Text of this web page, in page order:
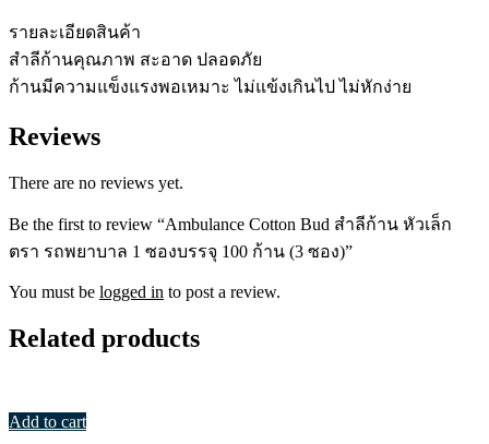
100
ก้าน
(3
ซอง)
รายละเอียดสินค้า
สำลีก้านคุณภาพ สะอาด ปลอดภัย
ก้านมีความแข็งแรงพอเหมาะ ไม่แข้งเกินไป ไม่หักง่าย
Reviews
There are no reviews yet.
Be the first to review “Ambulance Cotton Bud สำลีก้าน หัวเล็ก
ตรา รถพยาบาล 1 ซองบรรจุ 100 ก้าน (3 ซอง)”
You must be logged in to post a review.
Related products
Add to cart